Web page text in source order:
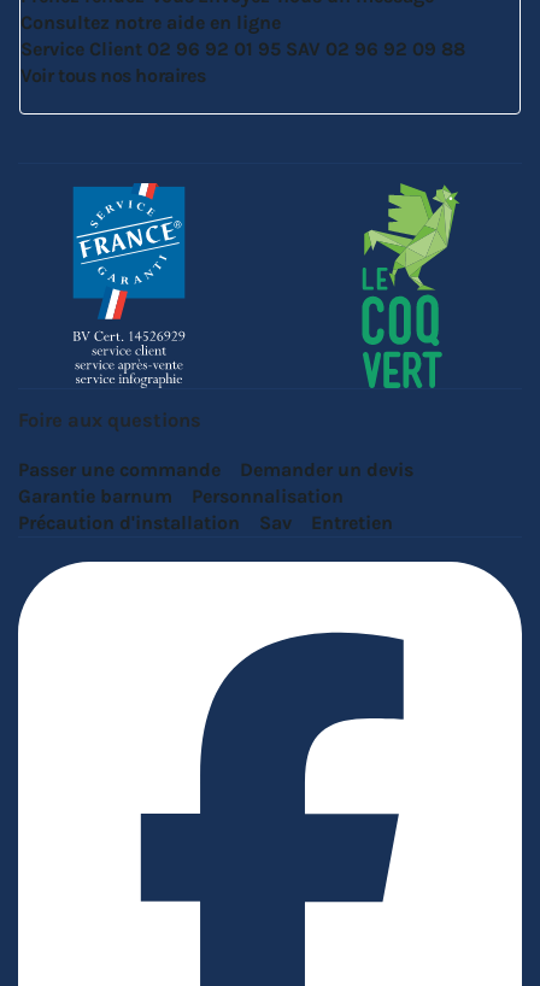
Consultez notre aide en ligne
Service Client 02 96 92 01 95 SAV 02 96 92 09 88
Voir tous nos horaires
Foire aux questions
Passer une commande
Demander un devis
Garantie barnum
Personnalisation
Précaution d'installation
Sav Entretien